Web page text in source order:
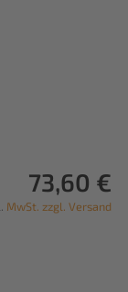
73,60 €
MwSt. zzgl. Versand